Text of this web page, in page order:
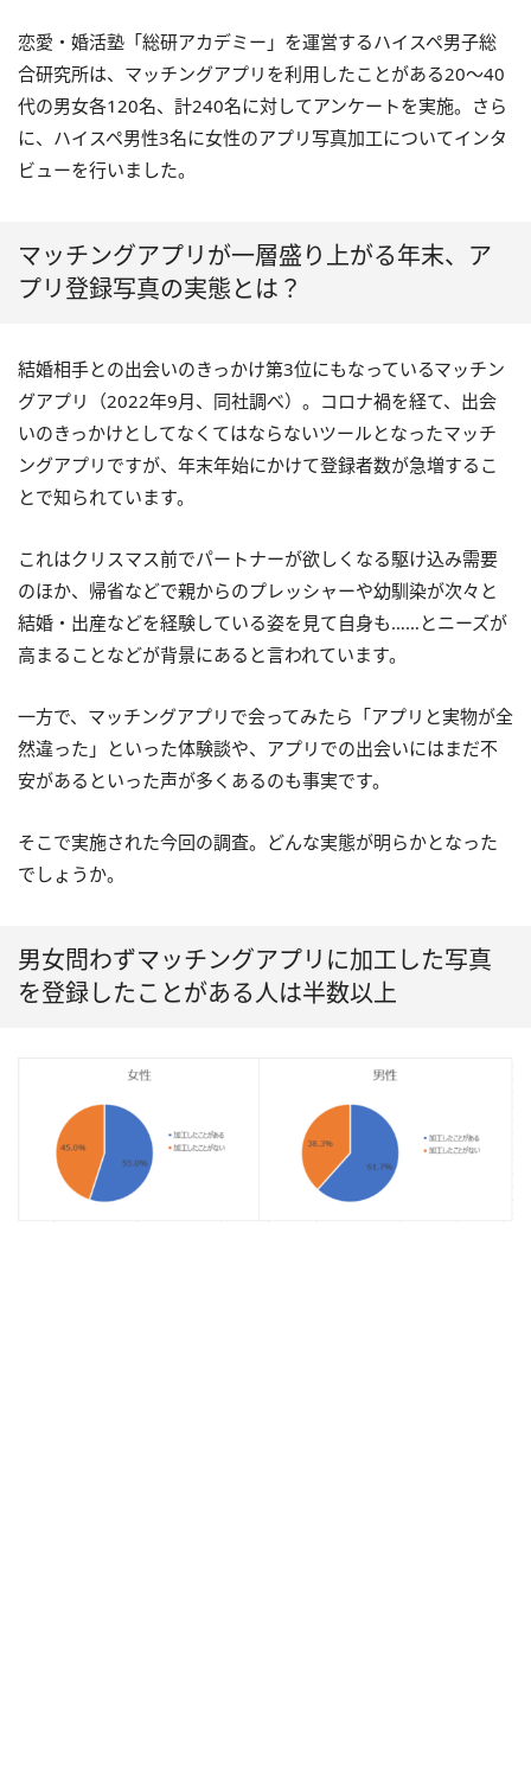
恋愛・婚活塾「総研アカデミー」を運営するハイスペ男子総
合研究所は、マッチングアプリを利用したことがある20〜40
代の男女各120名、計240名に対してアンケートを実施。さら
に、ハイスペ男性3名に女性のアプリ写真加工についてインタ
ビューを行いました。
マッチングアプリが一層盛り上がる年末、ア
プリ登録写真の実態とは？
結婚相手との出会いのきっかけ第3位にもなっているマッチン
グアプリ（2022年9月、同社調べ）。コロナ禍を経て、出会
いのきっかけとしてなくてはならないツールとなったマッチ
ングアプリですが、年末年始にかけて登録者数が急増するこ
とで知られています。
これはクリスマス前でパートナーが欲しくなる駆け込み需要
のほか、帰省などで親からのプレッシャーや幼馴染が次々と
結婚・出産などを経験している姿を見て自身も……とニーズが
高まることなどが背景にあると言われています。
一方で、マッチングアプリで会ってみたら「アプリと実物が全
然違った」といった体験談や、アプリでの出会いにはまだ不
安があるといった声が多くあるのも事実です。
そこで実施された今回の調査。どんな実態が明らかとなった
でしょうか。
男女問わずマッチングアプリに加工した写真
を登録したことがある人は半数以上